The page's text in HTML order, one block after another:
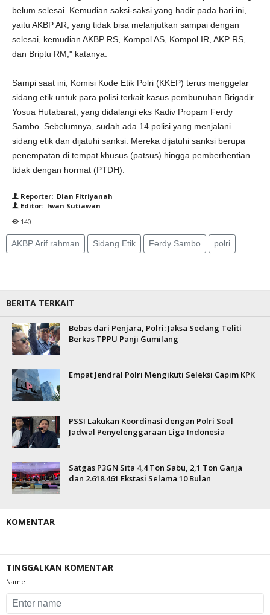
belum selesai. Kemudian saksi-saksi yang hadir pada hari ini,
yaitu AKBP AR, yang tidak bisa melanjutkan sampai dengan
selesai, kemudian AKBP RS, Kompol AS, Kompol IR, AKP RS,
dan Briptu RM," katanya.
Sampi saat ini, Komisi Kode Etik Polri (KKEP) terus menggelar
sidang etik untuk para polisi terkait kasus pembunuhan Brigadir
Yosua Hutabarat, yang didalangi eks Kadiv Propam Ferdy
Sambo. Sebelumnya, sudah ada 14 polisi yang menjalani
sidang etik dan dijatuhi sanksi. Mereka dijatuhi sanksi berupa
penempatan di tempat khusus (patsus) hingga pemberhentian
tidak dengan hormat (PTDH).
Reporter: Dian Fitriyanah
Editor: Iwan Sutiawan
140
AKBP Arif rahman Sidang Etik Ferdy Sambo polri
BERITA TERKAIT
Bebas dari Penjara, Polri: Jaksa Sedang Teliti
Berkas TPPU Panji Gumilang
Empat Jendral Polri Mengikuti Seleksi Capim KPK
PSSI Lakukan Koordinasi dengan Polri Soal
Jadwal Penyelenggaraan Liga Indonesia
Satgas P3GN Sita 4,4 Ton Sabu, 2,1 Ton Ganja
dan 2.618.461 Ekstasi Selama 10 Bulan
KOMENTAR
TINGGALKAN KOMENTAR
Name